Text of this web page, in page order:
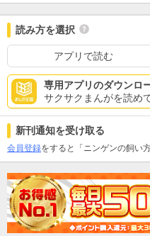
読み方を選択
アプリで読む
専用アプリのダウンロ
サクサクまんがを読め
新刊通知を受け取る
会員登録をすると「ニンゲンの飼い